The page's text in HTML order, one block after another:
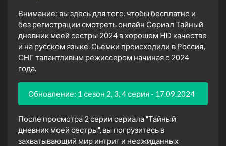
Внимание: вы здесь для того, чтобы бесплатно и
без регистрации смотреть онлайн Сериал Тайный
дневник моей сестры 2024 в хорошем HD качестве
и на русском языке. Сьемки происходили в Россия,
СНГ талантливым режиссером начиная с 2024
года.
Обновление: 1 сезон 2, 3, 4 серия - 17.09.2024
После просмотра 2 серии сериала "Тайный
дневник моей сестры", вы погрузитесь в
захватывающий мир интриг и неожиданных